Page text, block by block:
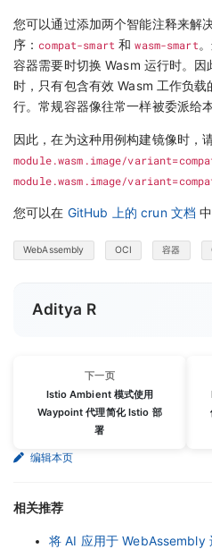
您可以通过添加两个智能注释来解
序：compat-smart 和wasm-smart
容器需要时切换 Wasm 运行时。
时，只有包含有效 Wasm 工作负
行。常规容器像往常一样被委派给
因此，在为这种用例构建镜像时，
module.wasm.image/
module.wasm.image/
您可以在 GitHub 上的 crun 文档
WebAssembly OCI 容器
Aditya R
下一页
Istio Ambient 模式使用
Waypoint 代理简化 Istio 部
署
编辑本页
相关推荐
将 AI 应用于 WebAssembly